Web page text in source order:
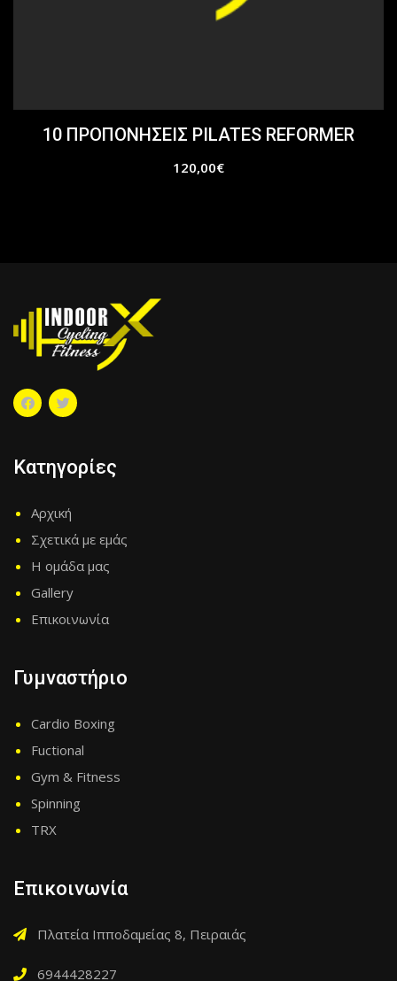
10 ΠΡΟΠΟΝΗΣΕΙΣ PILATES REFORMER
120,00€
Κατηγορίες
Αρχική
Σχετικά με εμάς
Η ομάδα μας
Gallery
Επικοινωνία
Γυμναστήριο
Cardio Boxing
Fuctional
Gym & Fitness
Spinning
TRX
Επικοινωνία
Πλατεία Ιπποδαμείας 8, Πειραιάς
6944428227